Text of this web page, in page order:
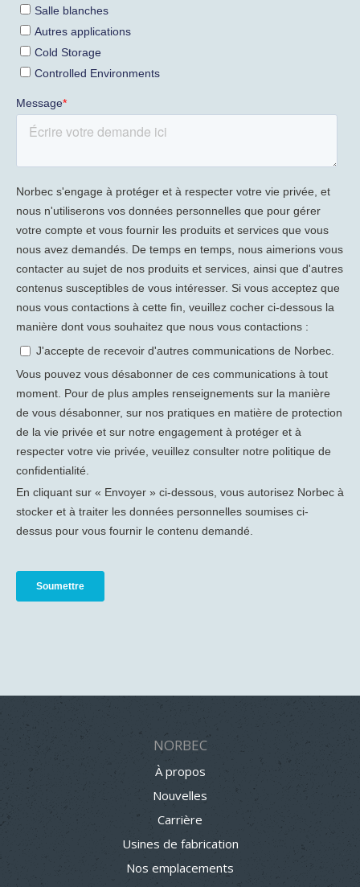
NORBEC
À propos
Nouvelles
Carrière
Usines de fabrication
Nos emplacements